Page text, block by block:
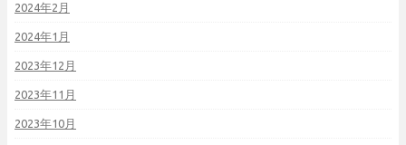
2024年2月
2024年1月
2023年12月
2023年11月
2023年10月